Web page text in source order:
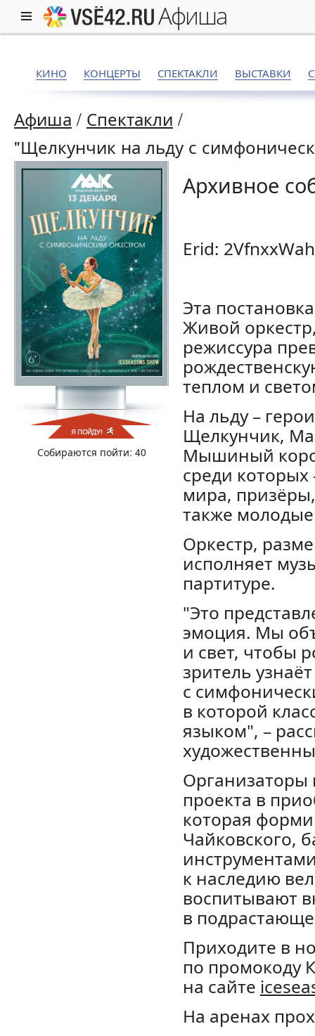
афиша
КИНО КОНЦЕРТЫ СПЕКТАКЛИ ВЫСТАВКИ
Афиша / Спектакли /
"Щелкунчик на льду с
Собираются пойти: 40
Архивное
Erid:
Эта
Живой
режиссура
теплом и
На льду –
Щелкунчик,
Мышиный
среди
мира,
также
Оркестр,
исполняет
партитуре.
"Это
эмоция. Мы
и свет, чтобы
зритель
с
в которой
языком", –
Организаторы
проекта в
которая
Чайковского,
к наследию
воспитывают
в
Приходите в
по промокоду
на сайте
На аренах